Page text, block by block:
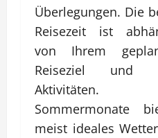
Überlegungen. Die
Reisezeit ist
von Ihrem
Reiseziel und
Aktivitäten.
Sommermonate
meist ideales